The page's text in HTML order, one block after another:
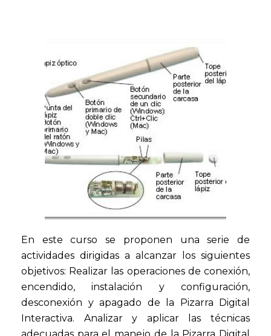
En este curso se proponen una serie de
actividades dirigidas a alcanzar los siguientes
objetivos: Realizar las operaciones de conexión,
encendido, instalación y configuración,
desconexión y apagado de la Pizarra Digital
Interactiva. Analizar y aplicar las técnicas